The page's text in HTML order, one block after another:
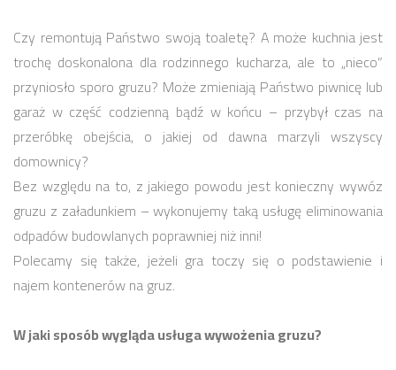
Czy remontują Państwo swoją toaletę? A może kuchnia jest
trochę doskonalona dla rodzinnego kucharza, ale to „nieco”
przyniosło sporo gruzu? Może zmieniają Państwo piwnicę lub
garaż w część codzienną bądź w końcu – przybył czas na
przeróbkę obejścia, o jakiej od dawna marzyli wszyscy
domownicy?
Bez względu na to, z jakiego powodu jest konieczny wywóz
gruzu z załadunkiem – wykonujemy taką usługę eliminowania
odpadów budowlanych poprawniej niż inni!
Polecamy się także, jeżeli gra toczy się o podstawienie i
najem kontenerów na gruz.
W jaki sposób wygląda usługa wywożenia gruzu?